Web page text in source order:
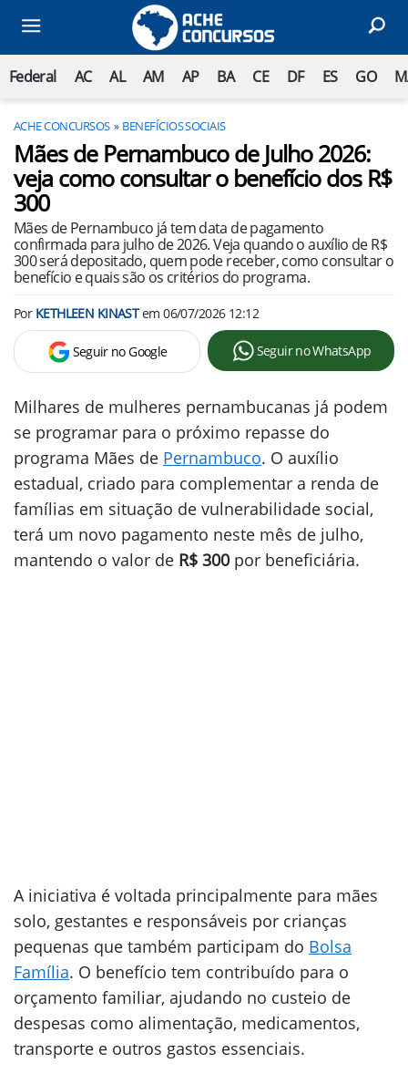
Federal AC AL AM AP BA CE DF ES GO
ACHE CONCURSOS BENEFÍCIOS SOCIAIS
Mães de Pernambuco de Julho 2026:
veja como consultar o benefício dos R$
300
Mães de Pernambuco já tem data de pagamento
confirmada para julho de 2026. Veja quando o auxílio de R$
300 será depositado, quem pode receber, como consultar o
benefício e quais são os critérios do programa.
Por KETHLEEN KINASTem06/07/2026 12:12
Seguir no Google Seguir no WhatsApp
Milhares de mulheres pernambucanas já podem
se programar para o próximo repasse do
programa Mães de Pernambuco. O auxílio
estadual, criado para complementar a renda de
famílias em situação de vulnerabilidade social,
terá um novo pagamento neste mês de julho,
mantendo o valor de R$ 300por beneficiária.
A iniciativa é voltada principalmente para mães
solo, gestantes e responsáveis por crianças
pequenas que também participam do Bolsa
Família. O benefício tem contribuído para o
orçamento familiar, ajudando no custeio de
despesas como alimentação, medicamentos,
transporte e outros gastos essenciais.